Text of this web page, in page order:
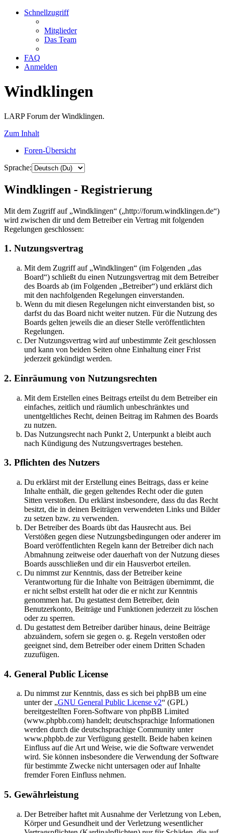
Schnellzugriff
Mitglieder
Das Team
FAQ
Anmelden
Windklingen
LARP Forum der Windklingen.
Zum Inhalt
Foren-Übersicht
Sprache:
Windklingen - Registrierung
Mit dem Zugriff auf „Windklingen“ („http://forum.windklingen.de“)
wird zwischen dir und dem Betreiber ein Vertrag mit folgenden
Regelungen geschlossen:
1. Nutzungsvertrag
Mit dem Zugriff auf „Windklingen“ (im Folgenden „das
Board“) schließt du einen Nutzungsvertrag mit dem Betreiber
des Boards ab (im Folgenden „Betreiber“) und erklärst dich
mit den nachfolgenden Regelungen einverstanden.
Wenn du mit diesen Regelungen nicht einverstanden bist, so
darfst du das Board nicht weiter nutzen. Für die Nutzung des
Boards gelten jeweils die an dieser Stelle veröffentlichten
Regelungen.
Der Nutzungsvertrag wird auf unbestimmte Zeit geschlossen
und kann von beiden Seiten ohne Einhaltung einer Frist
jederzeit gekündigt werden.
2. Einräumung von Nutzungsrechten
Mit dem Erstellen eines Beitrags erteilst du dem Betreiber ein
einfaches, zeitlich und räumlich unbeschränktes und
unentgeltliches Recht, deinen Beitrag im Rahmen des Boards
zu nutzen.
Das Nutzungsrecht nach Punkt 2, Unterpunkt a bleibt auch
nach Kündigung des Nutzungsvertrages bestehen.
3. Pflichten des Nutzers
Du erklärst mit der Erstellung eines Beitrags, dass er keine
Inhalte enthält, die gegen geltendes Recht oder die guten
Sitten verstoßen. Du erklärst insbesondere, dass du das Recht
besitzt, die in deinen Beiträgen verwendeten Links und Bilder
zu setzen bzw. zu verwenden.
Der Betreiber des Boards übt das Hausrecht aus. Bei
Verstößen gegen diese Nutzungsbedingungen oder anderer im
Board veröffentlichten Regeln kann der Betreiber dich nach
Abmahnung zeitweise oder dauerhaft von der Nutzung dieses
Boards ausschließen und dir ein Hausverbot erteilen.
Du nimmst zur Kenntnis, dass der Betreiber keine
Verantwortung für die Inhalte von Beiträgen übernimmt, die
er nicht selbst erstellt hat oder die er nicht zur Kenntnis
genommen hat. Du gestattest dem Betreiber, dein
Benutzerkonto, Beiträge und Funktionen jederzeit zu löschen
oder zu sperren.
Du gestattest dem Betreiber darüber hinaus, deine Beiträge
abzuändern, sofern sie gegen o. g. Regeln verstoßen oder
geeignet sind, dem Betreiber oder einem Dritten Schaden
zuzufügen.
4. General Public License
Du nimmst zur Kenntnis, dass es sich bei phpBB um eine
unter der „GNU General Public License v2“ (GPL)
bereitgestellten Foren-Software von phpBB Limited
(www.phpbb.com) handelt; deutschsprachige Informationen
werden durch die deutschsprachige Community unter
www.phpbb.de zur Verfügung gestellt. Beide haben keinen
Einfluss auf die Art und Weise, wie die Software verwendet
wird. Sie können insbesondere die Verwendung der Software
für bestimmte Zwecke nicht untersagen oder auf Inhalte
fremder Foren Einfluss nehmen.
5. Gewährleistung
Der Betreiber haftet mit Ausnahme der Verletzung von Leben,
Körper und Gesundheit und der Verletzung wesentlicher